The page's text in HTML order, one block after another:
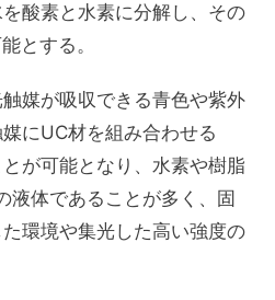
酸素と水素に分解し、その
とする。
媒が吸収できる青色や紫外
にUC材を組み合わせる
が可能となり、水素や樹脂
液体であることが多く、固
環境や集光した高い強度の